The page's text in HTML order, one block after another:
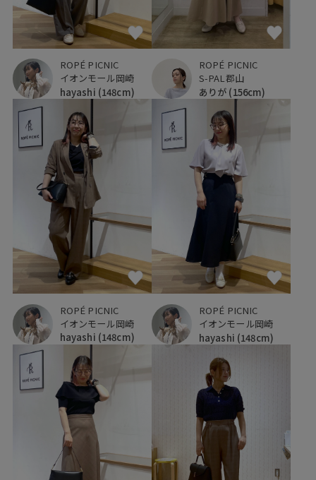
ROPÉ PICNIC
イオンモール岡崎
hayashi (148cm)
ROPÉ PICNIC
S-PAL郡山
ありが (156cm)
ROPÉ PICNIC
イオンモール岡崎
hayashi (148cm)
ROPÉ PICNIC
イオンモール岡崎
hayashi (148cm)